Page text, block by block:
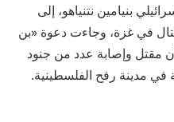
بنيامين نتنياهو، إلى
في غزة، وجاءت دعوة «بن
مقتل وإصابة عدد من جنود
في مدينة رفح الفلسطينية.